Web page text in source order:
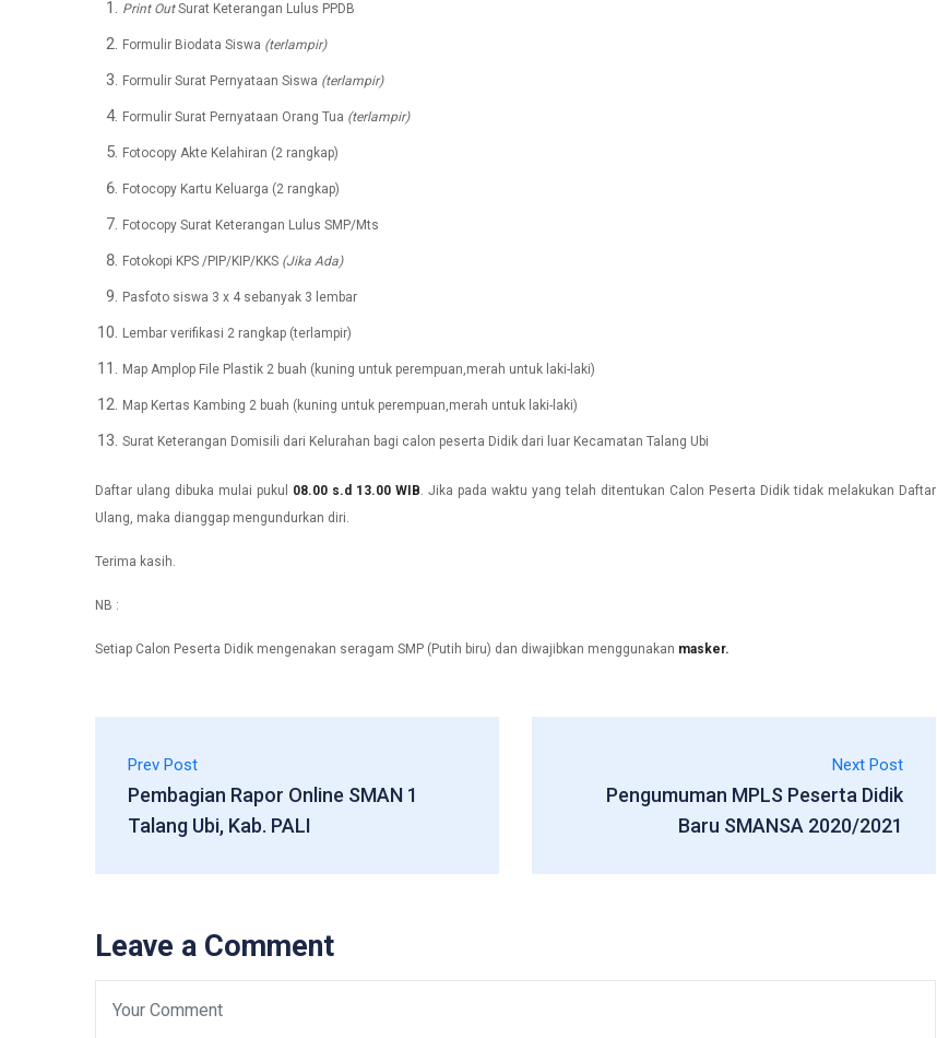
Print OutSurat Keterangan Lulus PPDB
Formulir Biodata Siswa (terlampir)
Formulir Surat Pernyataan Siswa (terlampir)
Formulir Surat Pernyataan Orang Tua (terlampir)
Fotocopy Akte Kelahiran (2 rangkap)
Fotocopy Kartu Keluarga (2 rangkap)
Fotocopy Surat Keterangan Lulus SMP/Mts
Fotokopi KPS /PIP/KIP/KKS (Jika Ada)
Pasfoto siswa 3 x 4 sebanyak 3 lembar
Lembar verifikasi 2 rangkap (terlampir)
Map Amplop File Plastik 2 buah (kuning untuk perempuan,merah untuk laki-laki)
Map Kertas Kambing 2 buah (kuning untuk perempuan,merah untuk laki-laki)
Surat Keterangan Domisili dari Kelurahan bagi calon peserta Didik dari luar Kecamatan Talang Ubi
Daftar ulang dibuka mulai pukul 08.00 s.d 13.00 WIB. Jika pada waktu yang telah ditentukan Calon Peserta Didik tidak melakukan Daftar
Ulang, maka dianggap mengundurkan diri.
Terima kasih.
NB :
Setiap Calon Peserta Didik mengenakan seragam SMP (Putih biru) dan diwajibkan menggunakan masker.
Prev Post
Pembagian Rapor Online SMAN 1
Talang Ubi, Kab. PALI
Next Post
Pengumuman MPLS Peserta Didik
Baru SMANSA 2020/2021
Leave a Comment